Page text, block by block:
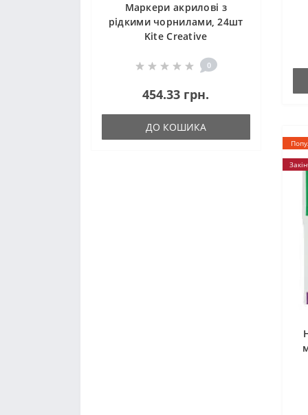
Маркери акрилові з
рідкими чорнилами, 24шт
Kite Creative
0
454.33 грн.
ДО КОШИКА